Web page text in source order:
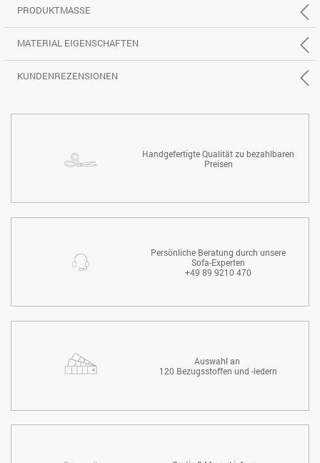
PRODUKTMASSE
MATERIAL EIGENSCHAFTEN
KUNDENREZENSIONEN
Handgefertigte Qualität zu bezahlbaren
Preisen
Persönliche Beratung durch unsere
Sofa-Experten
+49 89 9210 470
Auswahl an
120 Bezugsstoffen und -ledern